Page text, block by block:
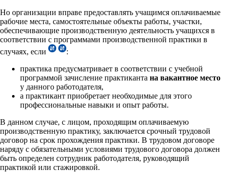
Но организации вправе предоставлять учащимся оплачиваемые
рабочие места, самостоятельные объекты работы, участки,
обеспечивающие производственную деятельность учащихся в
соответствии с программами производственной практики в
случаях, если
:
практика предусматривает в соответствии с учебной
программой зачисление практиканта на вакантное место
у данного работодателя,
а практикант приобретает необходимые для этого
профессиональные навыки и опыт работы.
В данном случае, с лицом, проходящим оплачиваемую
производственную практику, заключается срочный трудовой
договор на срок прохождения практики. В трудовом договоре
наряду с обязательными условиями трудового договора должен
быть определен сотрудник работодателя, руководящий
практикой или стажировкой.